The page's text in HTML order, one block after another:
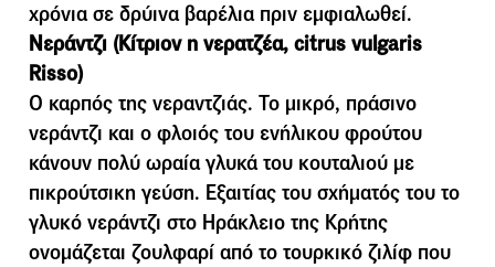
χρόνια σε δρύινα βαρέλια πριν εμφιαλωθεί.
Νεράντζι (Κίτριον η νερατζέα, citrus vulgaris
Risso)
Ο καρπός της νεραντζιάς. Το µικρό, πράσινο
νεράντζι και ο φλοιός του ενήλικου φρούτου
κάνουν πολύ ωραία γλυκά του κουταλιού µε
πικρούτσικη γεύση. Εξαιτίας του σχήµατός του το
γλυκό νεράντζι στο Ηράκλειο της Κρήτης
ονοµάζεται ζουλφαρί από το τουρκικό ζιλίφ που